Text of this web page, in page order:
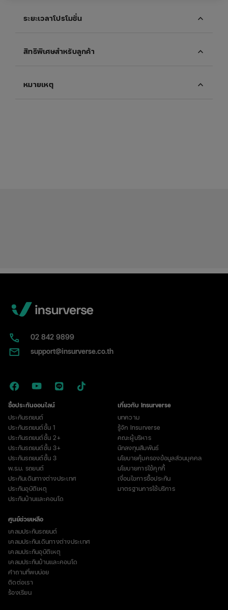
ระยะเวลาโปรโมชั่น expand_more
สิทธิพิเศษสำหรับลูกค้า expand_more
หมายเหตุ expand_more
02​ 842 9899
support@insurverse.co.th
ซื้อประกันออนไลน์
ประกันรถยนต์
ประกันรถยนต์ชั้น 1
ประกันรถยนต์ชั้น 2+
ประกันรถยนต์ชั้น 3+
ประกันรถยนต์ชั้น 3
พ.ร.บ. รถยนต์
ประกันเดินทางต่างประเทศ
ประกันอุบัติเหตุ
ประกันบ้านและคอนโด
เกี่ยวกับ Insurverse
บทความ
รู้จัก Insurverse
คณะผู้บริหาร
นักลงทุนสัมพันธ์
นโยบายคุ้มครองข้อมูลส่วนบุคคล
นโยบายการใช้คุกกี้
เงื่อนไขการซื้อประกัน
มาตรฐานการใช้บริการ
ศูนย์ช่วยเหลือ
เคลมประกันรถยนต์
เคลมประกันเดินทางต่างประเทศ
เคลมประกันอุบัติเหตุ
เคลมประกันบ้านและคอนโด
คำถามที่พบบ่อย
ติดต่อเรา
ร้องเรียน